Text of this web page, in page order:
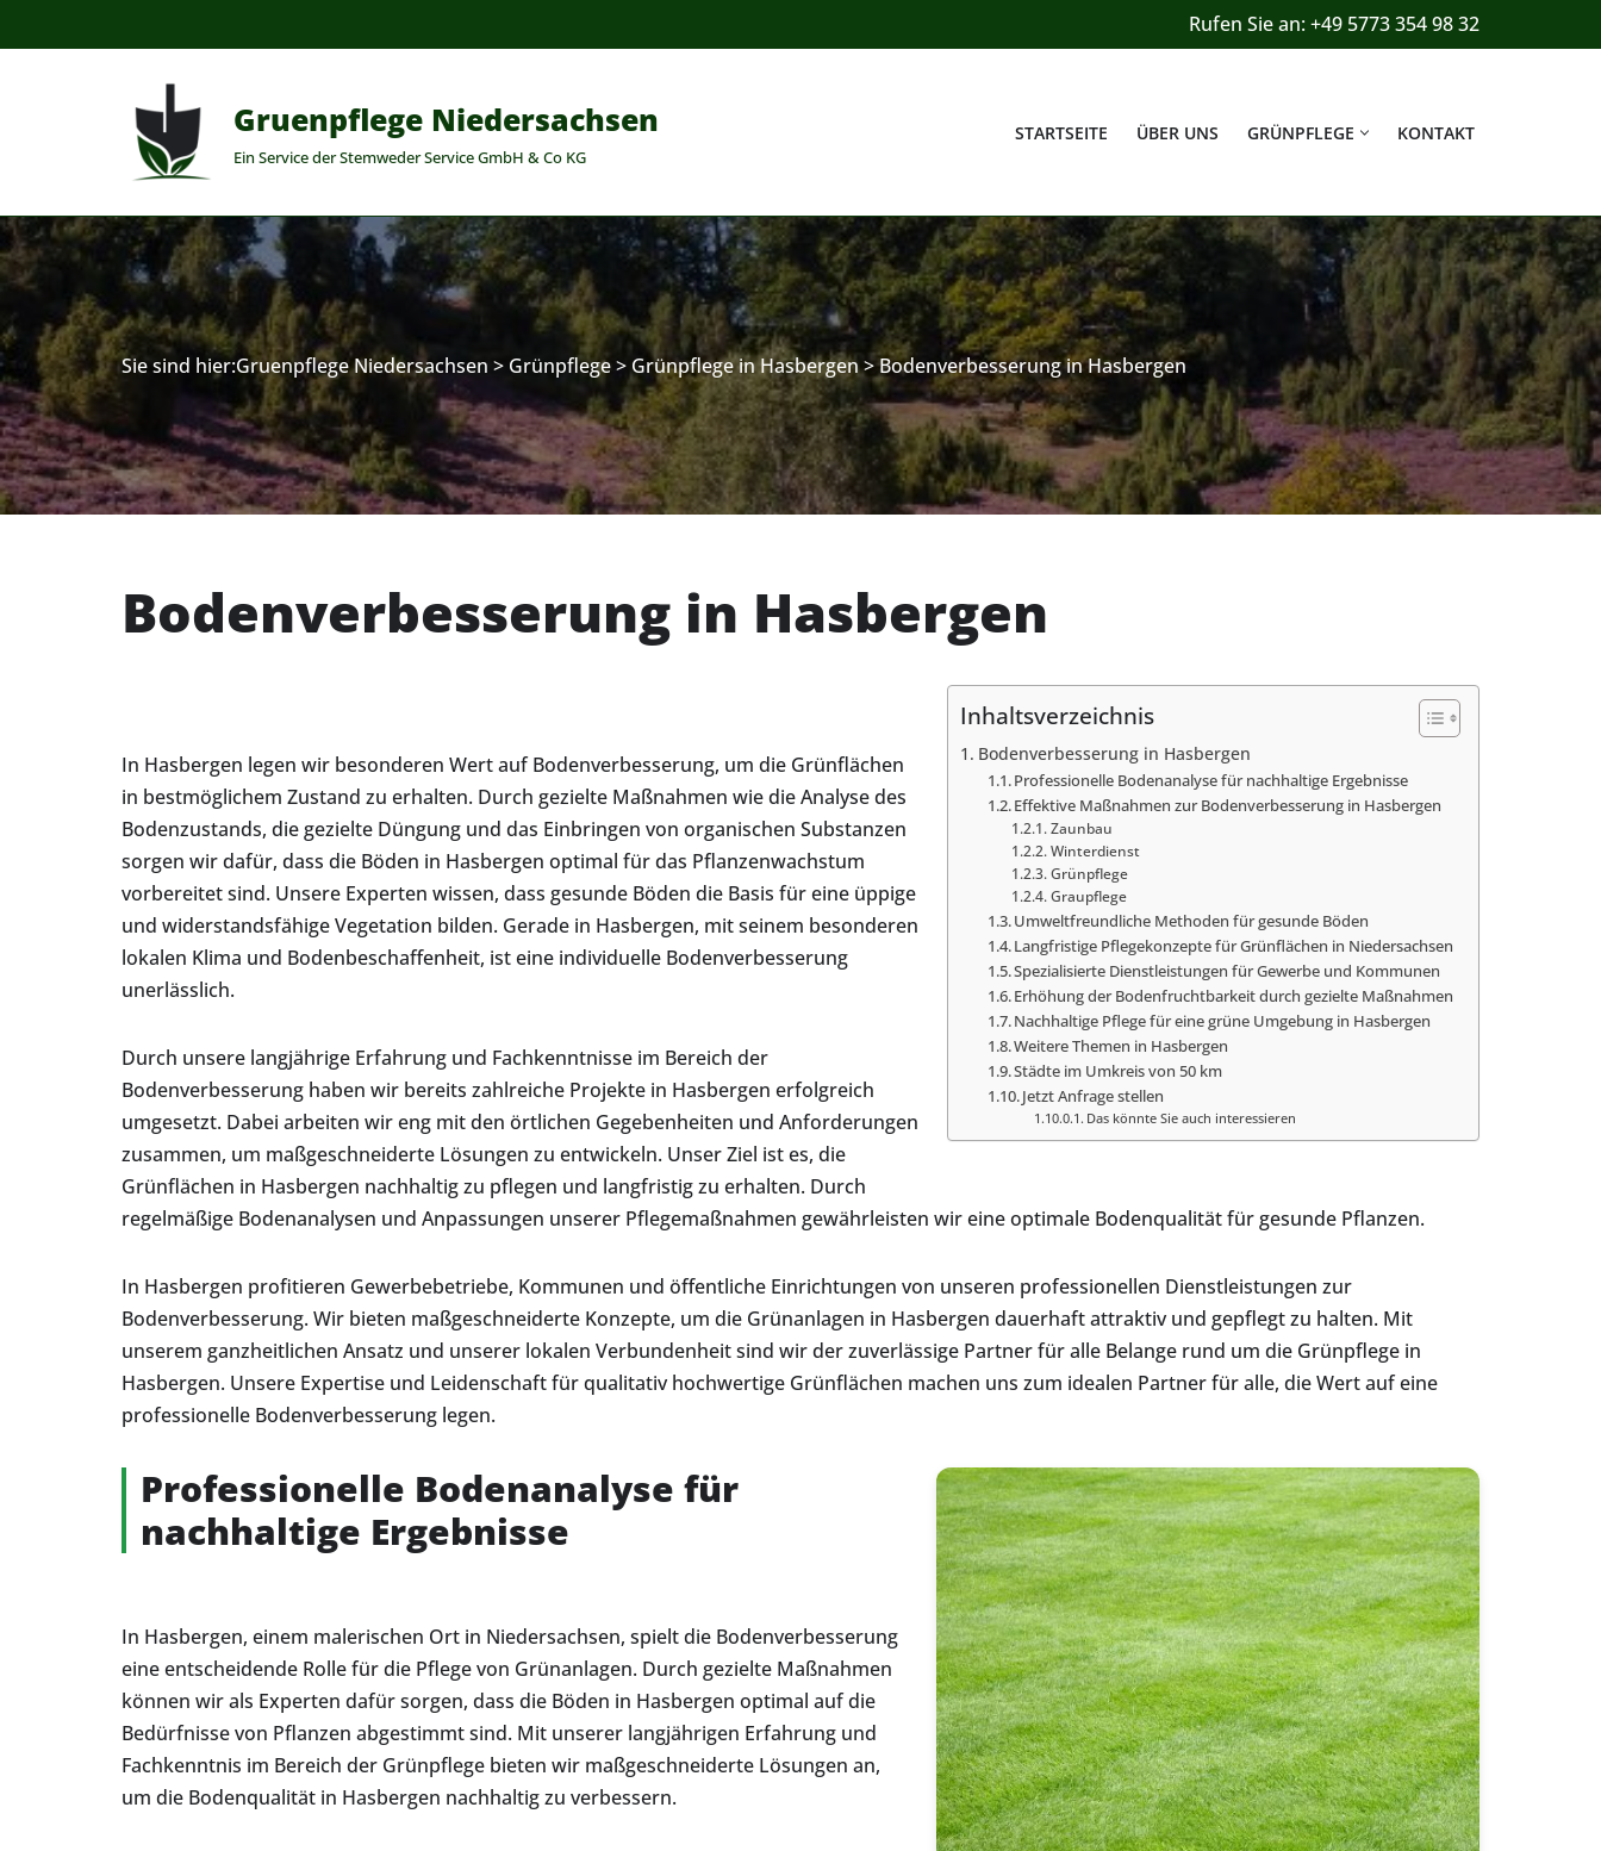
Rufen Sie an: +49 5773 354 98 32
Gruenpflege Niedersachsen
Ein Service der Stemweder Service GmbH & Co KG
STARTSEITE ÜBER UNS GRÜNPFLEGE KONTAKT
Sie sind hier:Gruenpflege Niedersachsen > Grünpflege> Grünpflege in Hasbergen>Bodenverbesserung in Hasbergen
Bodenverbesserung in Hasbergen
Inhaltsverzeichnis
Bodenverbesserung in Hasbergen
Professionelle Bodenanalyse für nachhaltige Ergebnisse
Effektive Maßnahmen zur Bodenverbesserung in Hasbergen
Zaunbau
Winterdienst
Grünpflege
Graupflege
Umweltfreundliche Methoden für gesunde Böden
Langfristige Pflegekonzepte für Grünflächen in Niedersachsen
Spezialisierte Dienstleistungen für Gewerbe und Kommunen
Erhöhung der Bodenfruchtbarkeit durch gezielte Maßnahmen
Nachhaltige Pflege für eine grüne Umgebung in Hasbergen
Weitere Themen in Hasbergen
Städte im Umkreis von 50 km
Jetzt Anfrage stellen
Das könnte Sie auch interessieren
In Hasbergen legen wir besonderen Wert auf Bodenverbesserung, um die Grünflächen
in bestmöglichem Zustand zu erhalten. Durch gezielte Maßnahmen wie die Analyse des
Bodenzustands, die gezielte Düngung und das Einbringen von organischen Substanzen
sorgen wir dafür, dass die Böden in Hasbergen optimal für das Pflanzenwachstum
vorbereitet sind. Unsere Experten wissen, dass gesunde Böden die Basis für eine üppige
und widerstandsfähige Vegetation bilden. Gerade in Hasbergen, mit seinem besonderen
lokalen Klima und Bodenbeschaffenheit, ist eine individuelle Bodenverbesserung
unerlässlich.
Durch unsere langjährige Erfahrung und Fachkenntnisse im Bereich der
Bodenverbesserung haben wir bereits zahlreiche Projekte in Hasbergen erfolgreich
umgesetzt. Dabei arbeiten wir eng mit den örtlichen Gegebenheiten und Anforderungen
zusammen, um maßgeschneiderte Lösungen zu entwickeln. Unser Ziel ist es, die
Grünflächen in Hasbergen nachhaltig zu pflegen und langfristig zu erhalten. Durch
regelmäßige Bodenanalysen und Anpassungen unserer Pflegemaßnahmen gewährleisten wir eine optimale Bodenqualität für gesunde Pflanzen.
In Hasbergen profitieren Gewerbebetriebe, Kommunen und öffentliche Einrichtungen von unseren professionellen Dienstleistungen zur
Bodenverbesserung. Wir bieten maßgeschneiderte Konzepte, um die Grünanlagen in Hasbergen dauerhaft attraktiv und gepflegt zu halten. Mit
unserem ganzheitlichen Ansatz und unserer lokalen Verbundenheit sind wir der zuverlässige Partner für alle Belange rund um die Grünpflege in
Hasbergen. Unsere Expertise und Leidenschaft für qualitativ hochwertige Grünflächen machen uns zum idealen Partner für alle, die Wert auf eine
professionelle Bodenverbesserung legen.
Professionelle Bodenanalyse für
nachhaltige Ergebnisse
In Hasbergen, einem malerischen Ort in Niedersachsen, spielt die Bodenverbesserung
eine entscheidende Rolle für die Pflege von Grünanlagen. Durch gezielte Maßnahmen
können wir als Experten dafür sorgen, dass die Böden in Hasbergen optimal auf die
Bedürfnisse von Pflanzen abgestimmt sind. Mit unserer langjährigen Erfahrung und
Fachkenntnis im Bereich der Grünpflege bieten wir maßgeschneiderte Lösungen an,
um die Bodenqualität in Hasbergen nachhaltig zu verbessern.